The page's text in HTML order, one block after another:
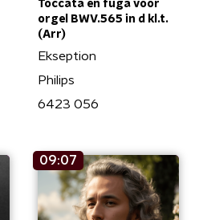
Toccata en fuga voor
orgel BWV.565 in d kl.t.
(Arr)
Ekseption
Philips
6423 056
09:07